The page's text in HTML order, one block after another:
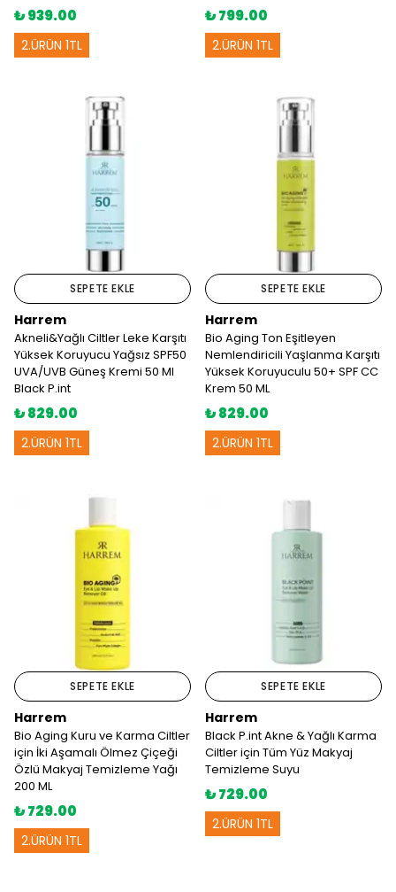
₺ 939.00
2.ÜRÜN 1TL
₺ 799.00
2.ÜRÜN 1TL
SEPETE EKLE
Harrem
Akneli&Yağlı Ciltler Leke Karşıtı
Yüksek Koruyucu Yağsız SPF50
UVA/UVB Güneş Kremi 50 Ml
Black P.int
₺ 829.00
2.ÜRÜN 1TL
SEPETE EKLE
Harrem
Bio Aging Ton Eşitleyen
Nemlendiricili Yaşlanma Karşıtı
Yüksek Koruyuculu 50+ SPF CC
Krem 50 ML
₺ 829.00
2.ÜRÜN 1TL
SEPETE EKLE
Harrem
Bio Aging Kuru ve Karma Ciltler
için İki Aşamalı Ölmez Çiçeği
Özlü Makyaj Temizleme Yağı
200 ML
₺ 729.00
2.ÜRÜN 1TL
SEPETE EKLE
Harrem
Black P.int Akne & Yağlı Karma
Ciltler için Tüm Yüz Makyaj
Temizleme Suyu
₺ 729.00
2.ÜRÜN 1TL